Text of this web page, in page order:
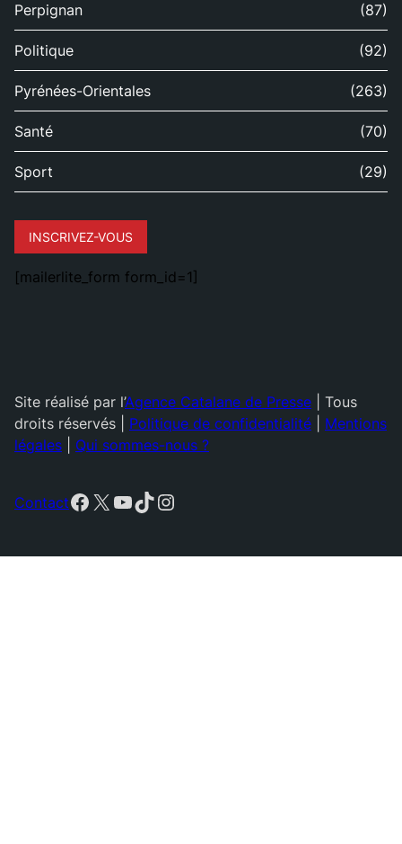
Perpignan (87)
Politique (92)
Pyrénées-Orientales (263)
Santé (70)
Sport (29)
INSCRIVEZ-VOUS
[mailerlite_form form_id=1]
Site réalisé par l’Agence Catalane de Presse | Tous
droits réservés | Politique de confidentialité
Mentions
légales
Qui sommes-nous ?
ContactFacebook
X YouTube
TikTok
Instagram